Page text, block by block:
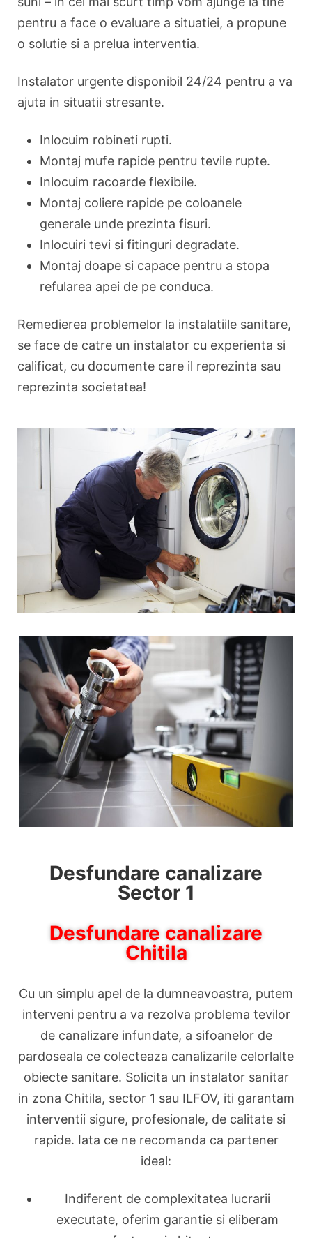
pentru a face o evaluare a situatiei, a propune
o solutie si a prelua interventia.
Instalator urgente disponibil 24/24 pentru a va
ajuta in situatii stresante.
Inlocuim robineti rupti.
Montaj mufe rapide pentru tevile rupte.
Inlocuim racoarde flexibile.
Montaj coliere rapide pe coloanele
generale unde prezinta fisuri.
Inlocuiri tevi si fitinguri degradate.
Montaj doape si capace pentru a stopa
refularea apei de pe conduca.
Remedierea problemelor la instalatiile sanitare,
se face de catre un instalator cu experienta si
calificat, cu documente care il reprezinta sau
reprezinta societatea!
Desfundare canalizare
Sector 1
Desfundare canalizare
Chitila
Cu un simplu apel de la dumneavoastra, putem
interveni pentru a va rezolva problema tevilor
de canalizare infundate, a sifoanelor de
pardoseala ce colecteaza canalizarile celorlalte
obiecte sanitare. Solicita un instalator sanitar
in zona Chitila, sector 1 sau ILFOV, iti garantam
interventii sigure, profesionale, de calitate si
rapide. Iata ce ne recomanda ca partener
ideal:
Indiferent de complexitatea lucrarii
executate, oferim garantie si eliberam